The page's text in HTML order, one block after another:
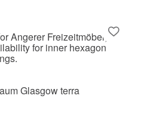
Glasgow terra